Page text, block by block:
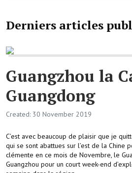
Derniers articles
Guangzhou la
Guangdong
Created: 30 November 2019
C’est avec beaucoup de plaisir que je
qui se sont abattues sur l’est de la Chine
clémente en ce mois de Novembre, le
Guangzhou pour un court week-end